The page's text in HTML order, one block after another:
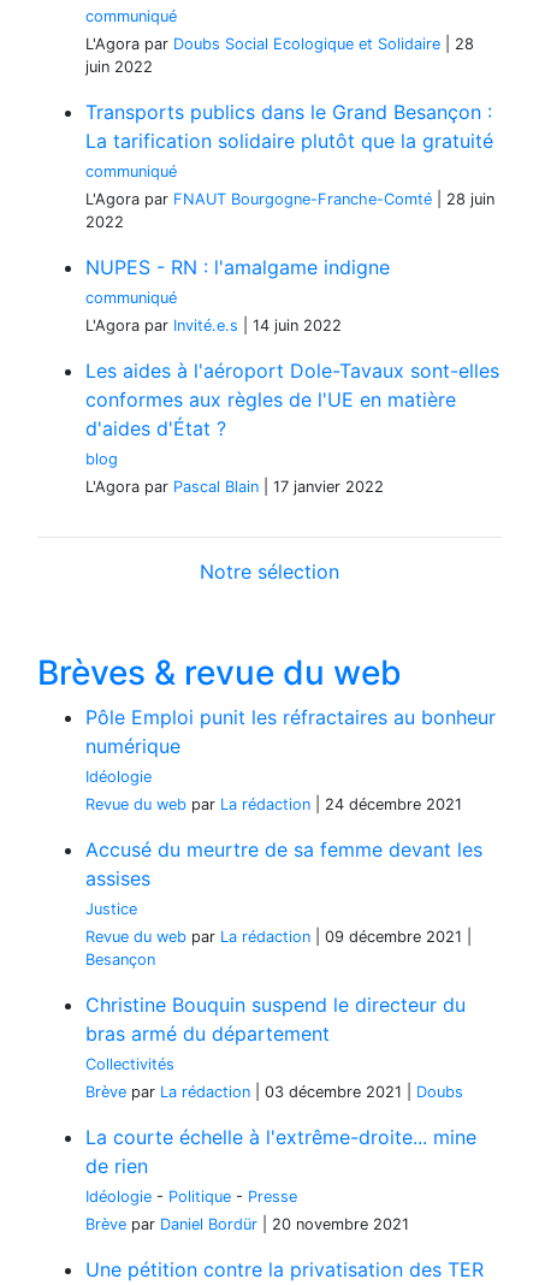
communiqué
L'Agora par Doubs Social Ecologique et Solidaire
28
juin 2022
Transports publics dans le Grand Besançon :
La tarification solidaire plutôt que la gratuité
communiqué
L'Agora par FNAUT Bourgogne-Franche-Comté
28 juin
2022
NUPES - RN : l'amalgame indigne
communiqué
L'Agora par Invité.e.s 14 juin 2022
Les aides à l'aéroport Dole-Tavaux sont-elles
conformes aux règles de l'UE en matière
d'aides d'État ?
blog
L'Agora par Pascal Blain 17 janvier 2022
Notre sélection
Brèves & revue du web
Pôle Emploi punit les réfractaires au bonheur
numérique
Idéologie
Revue du web par La rédaction 24 décembre 2021
Accusé du meurtre de sa femme devant les
assises
Justice
Revue du web par La rédaction 09 décembre 2021
Besançon
Christine Bouquin suspend le directeur du
bras armé du département
Collectivités
Brève par La rédaction 03 décembre 2021 Doubs
La courte échelle à l'extrême-droite... mine
de rien
Idéologie - Politique - Presse
Brève par Daniel Bordür 20 novembre 2021
Une pétition contre la privatisation des TER